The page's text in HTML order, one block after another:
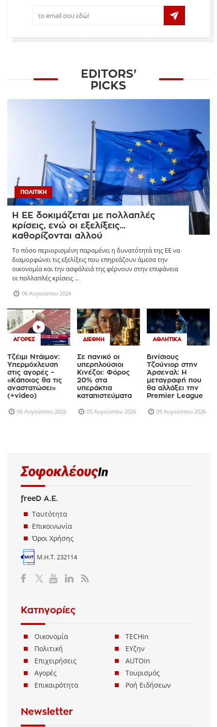
EDITORS'
PICKS
ΠΟΛΙΤΙΚΉ
Η ΕΕ δοκιμάζεται με πολλαπλές
κρίσεις, ενώ οι εξελίξεις...
καθορίζονται αλλού
Το πόσο περιορισμένη παραμένει η δυνατότητά της ΕΕ να
διαμορφώνει τις εξελίξεις που επηρεάζουν άμεσα την
οικονομία και την ασφάλειά της φέρνουν στην επιφάνεια
οι πολλαπλές κρίσεις ...
06 Αυγούστου 2026
ΑΓΟΡΈΣ
Τζέιμι Ντάιμον:
Υπερμόχλευση
στις αγορές –
«Κάποιος θα τις
αναστατώσει»
(+video)
06 Αυγούστου 2026
ΔΙΕΘΝΉ
Σε πανικό οι
υπερπλούσιοι
Κινέζοι: Φόρος
20% στα
υπεράκτια
καταπιστεύματα
05 Αυγούστου 2026
ΑΘΛΗΤΙΚΆ
Βινίσιους
Τζούνιορ στην
Άρσεναλ: Η
μεταγραφή που
θα αλλάξει την
Premier League
05 Αυγούστου 2026
freeD Α.Ε.
Ταυτότητα
Επικοινωνία
Όροι Χρήσης
Μ.Η.Τ. 232114
Κατηγορίες
Οικονομία
Πολιτική
Επιχειρήσεις
Αγορές
Επικαιρότητα
TECHin
ΕΥζην
AUTOin
Τουρισμός
Ροή Ειδήσεων
Newsletter